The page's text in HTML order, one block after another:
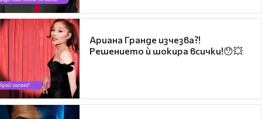
Ариана Гранде изчезва?!
Решението ѝ шокира всички!😯💥